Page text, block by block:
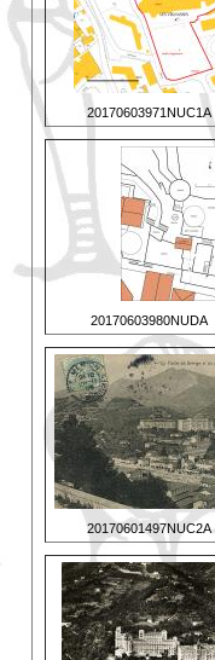
20170603971NUC1A
20170603980NUDA
20170601497NUC2A